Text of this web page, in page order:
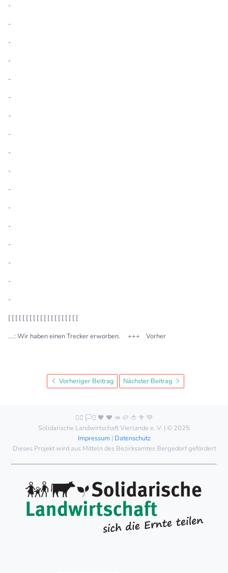
-
-
-
-
-
-
-
-
-
-
-
-
-
-
-
-
-
[ [ [ [ [ [ [ [ [ [ [ [ [ [ [ [ [ [ [ [
....: Wir haben einen Trecker erworben. +++ Vorher
Vorheriger Beitrag Nächster Beitrag
🏳️‍🌈 🏳️‍⚧️ 🖤 ❤️ 🥕 🥔 🍅 🥦 💚
Solidarische Landwirtschaft Vierlande e. V. | © 2025
Impressum | Datenschutz
Dieses Projekt wird aus Mitteln des Bezirksamtes Bergedorf gefördert